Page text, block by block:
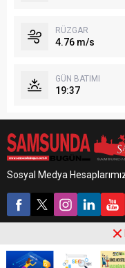
RÜZGAR
4.76 m/s
GÜN BATIMI
19:37
Sosyal Medya